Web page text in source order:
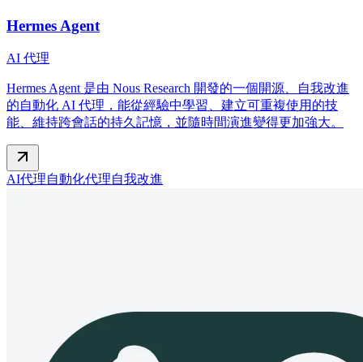
Hermes Agent
AI 代理
Hermes Agent 是由 Nous Research 開發的一個開源、自我改進
的自動化 AI 代理，能從經驗中學習、建立可重複使用的技
能、維持跨會話的持久記憶，並隨時間演進變得更加強大。
AI代理自動化代理自我改進